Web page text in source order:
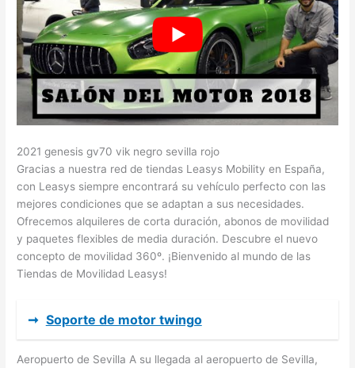
2021 genesis gv70 vik negro sevilla rojo
Gracias a nuestra red de tiendas Leasys Mobility en España,
con Leasys siempre encontrará su vehículo perfecto con las
mejores condiciones que se adaptan a sus necesidades.
Ofrecemos alquileres de corta duración, abonos de movilidad
y paquetes flexibles de media duración. Descubre el nuevo
concepto de movilidad 360º. ¡Bienvenido al mundo de las
Tiendas de Movilidad Leasys!
➞ Soporte de motor twingo
Aeropuerto de Sevilla A su llegada al aeropuerto de Sevilla,